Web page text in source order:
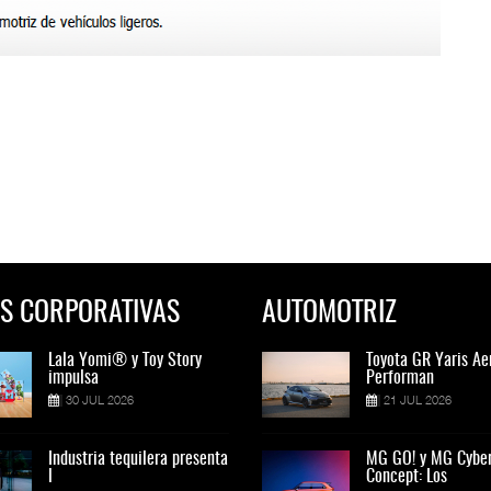
CORPORATIVAS
Lala Yomi® y Toy Story
impulsa
30 JUL 2026
Industria tequilera presenta
Lala Yomi® y Toy
impulsa
30 JUL 2026
Industria tequilera
AUTOMOTRIZ
Toyota GR Yaris Aero
Performan
21 JUL 2026
MG GO! y MG Cyber
Toyota GR Yaris
Performan
21 JUL 2026
MG GO! y MG
Concept: Los